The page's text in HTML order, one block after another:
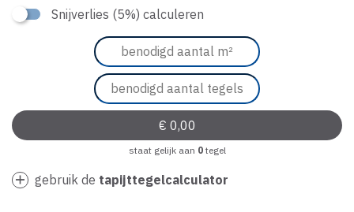
Snijverlies (5%) calculeren
staat gelijk aan 0tegel
gebruik de tapijttegelcalculator